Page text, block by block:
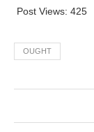
Post Views: 425
OUGHT